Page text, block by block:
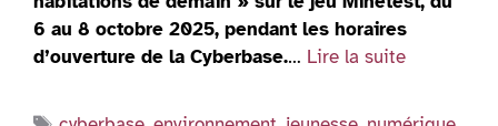
6 au 8 octobre 2025, pendant les horaires
d’ouverture de la Cyberbase.… Lire la suite
Étiquettes